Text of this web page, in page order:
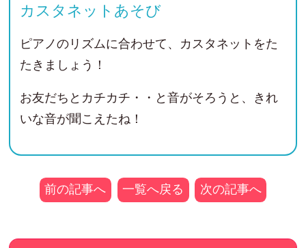
カスタネットあそび
ピアノのリズムに合わせて、カスタネットをた
たきましょう！
お友だちとカチカチ・・と音がそろうと、きれ
いな音が聞こえたね！
前の記事へ 一覧へ戻る 次の記事へ